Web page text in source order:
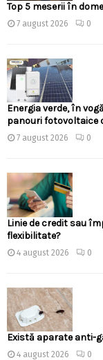
Top 5 meserii în
7 august 2026 0
Energia verde, în
panouri fotovoltaice
7 august 2026 0
Linie de credit sau
flexibilitate?
4 august 2026 0
Există aparate anti-
4 august 2026 0